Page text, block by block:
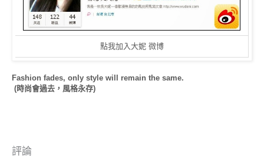
點我加入大妮 微博
Fashion fades, only style will remain the same.
(時尚會過去，風格永存)
評論